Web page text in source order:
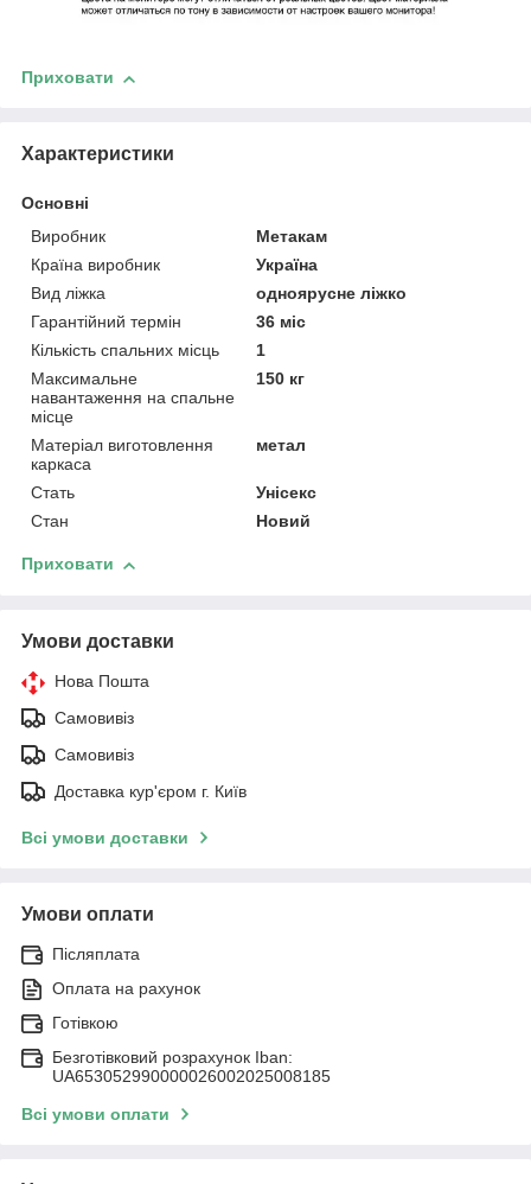
Приховати
Характеристики
Основні
Виробник
Метакам
Країна виробник
Україна
Вид ліжка
одноярусне ліжко
Гарантійний термін
36 міс
Кількість спальних місць
1
Максимальне
навантаження на спальне
місце
150 кг
Матеріал виготовлення
каркаса
метал
Стать
Унісекс
Стан
Новий
Приховати
Умови доставки
Нова Пошта
Самовивіз
Самовивіз
Доставка кур'єром г. Київ
Всі умови доставки
Умови оплати
Післяплата
Оплата на рахунок
Готівкою
Безготівковий розрахунок Iban:
UA653052990000026002025008185
Всі умови оплати